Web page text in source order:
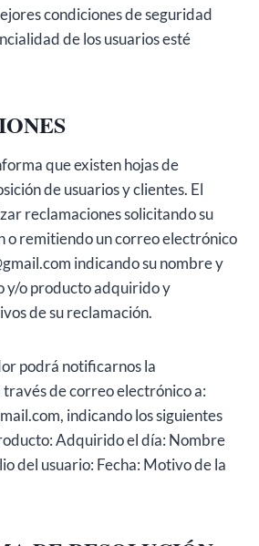
condiciones de seguridad
de los usuarios esté
que existen hojas de
de usuarios y clientes. El
reclamaciones solicitando su
o remitiendo un correo electrónico
indicando su nombre y
y/o producto adquirido y
de su reclamación.
podrá notificarnos la
de correo electrónico a:
indicando los siguientes
Adquirido el día: Nombre
del usuario: Fecha: Motivo de la